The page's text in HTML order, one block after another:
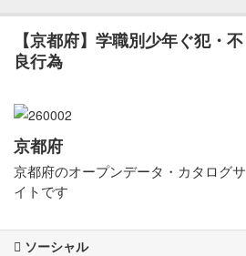
【京都府】学職別少年ぐ犯・不
良行為
京都府
京都府のオープンデータ・カタログサ
イトです
ソーシャル